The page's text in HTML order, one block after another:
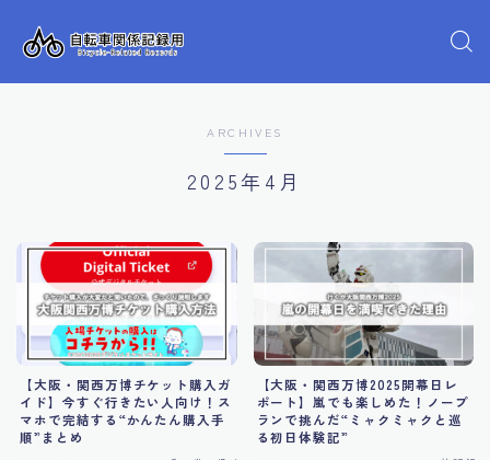
ARCHIVES
2025年4月
【大阪・関西万博チケット購入ガ
イド】今すぐ行きたい人向け！ス
マホで完結する“かんたん購入手
順”まとめ
【大阪・関西万博2025開幕日レ
ポート】嵐でも楽しめた！ノープ
ランで挑んだ“ミャクミャクと巡
る初日体験記”